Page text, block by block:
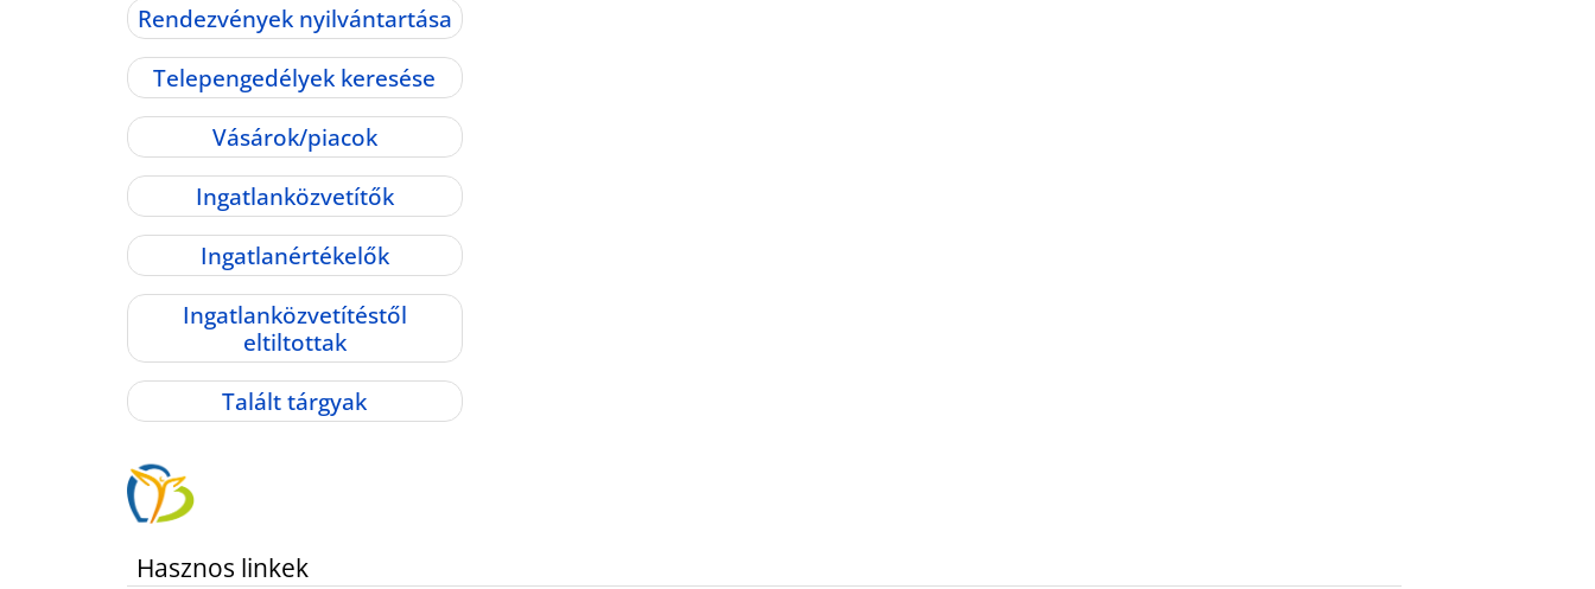
Rendezvények nyilvántartása
Telepengedélyek keresése
Vásárok/piacok
Ingatlanközvetítők
Ingatlanértékelők
Ingatlanközvetítéstől
eltiltottak
Talált tárgyak
Hasznos linkek